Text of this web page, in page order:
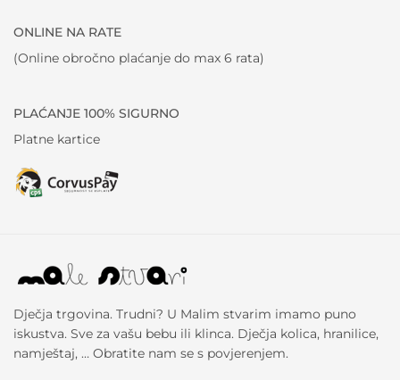
ONLINE NA RATE
(Online obročno plaćanje do max 6 rata)
PLAĆANJE 100% SIGURNO
Platne kartice
Dječja trgovina. Trudni? U Malim stvarim imamo puno
iskustva. Sve za vašu bebu ili klinca. Dječja kolica, hranilice,
namještaj, … Obratite nam se s povjerenjem.